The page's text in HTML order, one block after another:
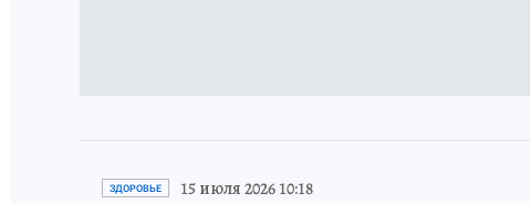
ЗДОРОВЬЕ 15 июля 2026 10:18